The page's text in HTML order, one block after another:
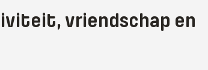
vriendschap en